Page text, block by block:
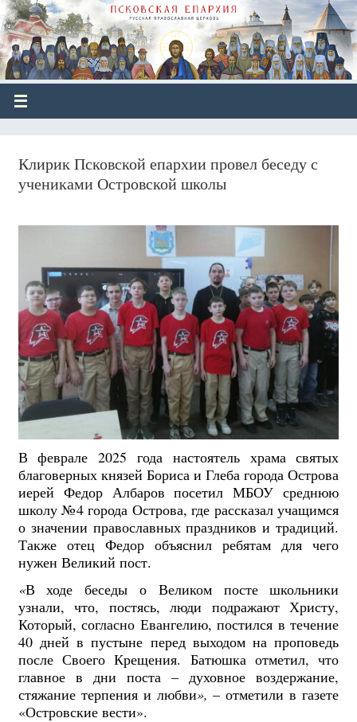
Клирик Псковской епархии провел беседу с
учениками Островской школы
В феврале 2025 года настоятель храма святых
благоверных князей Бориса и Глеба города Острова
иерей Федор Албаров посетил МБОУ среднюю
школу №4 города Острова, где рассказал учащимся
о значении православных праздников и традиций.
Также отец Федор объяснил ребятам для чего
нужен Великий пост.
«В ходе беседы о Великом посте школьники
узнали, что, постясь, люди подражают Христу,
Который, согласно Евангелию, постился в течение
40 дней в пустыне перед выходом на проповедь
после Своего Крещения. Батюшка отметил, что
главное в дни поста – духовное воздержание,
стяжание терпения и любви», – отметили в газете
«Островские вести».